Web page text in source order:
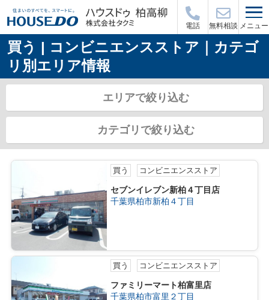
電話 無料相談 メニュー
買う | コンビニエンスストア｜カテゴ
リ別エリア情報
エリアで絞り込む
カテゴリで絞り込む
買う コンビニエンスストア
セブンイレブン新柏４丁目店
千葉県柏市新柏４丁目
買う コンビニエンスストア
ファミリーマート柏富里店
千葉県柏市富里２丁目